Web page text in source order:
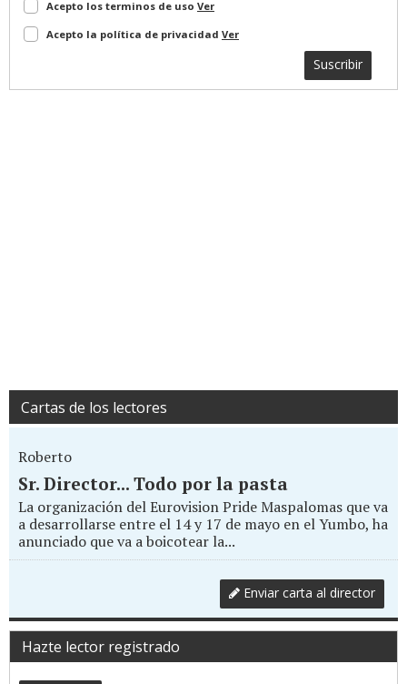
Acepto los terminos de uso Ver
Acepto la política de privacidad Ver
Suscribir
Cartas de los lectores
Roberto
Sr. Director... Todo por la pasta
La organización del Eurovision Pride Maspalomas que va
a desarrollarse entre el 14 y 17 de mayo en el Yumbo, ha
anunciado que va a boicotear la...
Enviar carta al director
Hazte lector registrado